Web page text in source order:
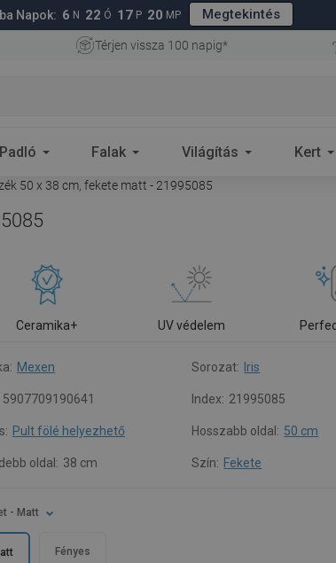
Napok: 6 N 22 Ó 17 P 19 MP Megtekintés
Térjen vissza 100 napig*
Padló Falak Világítás Kert
50 x 38 cm, fekete matt - 21995085
Ceramika+ UV védelem
Mexen Sorozat: Iris
5907709190641 Index: 21995085
Pult fölé helyezhető Hosszabb oldal: 50 cm
oldal: 38 cm Szín: Fekete
- Matt
Fényes